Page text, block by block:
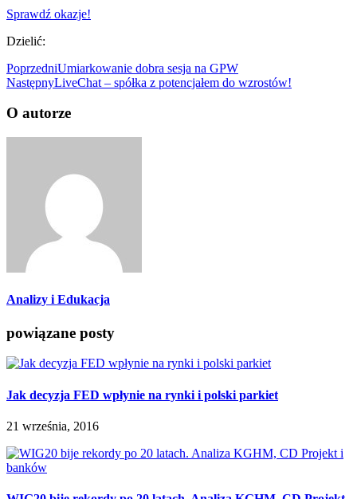
Sprawdź okazje!
Dzielić:
PoprzedniUmiarkowanie dobra sesja na GPW
NastępnyLiveChat – spółka z potencjałem do wzrostów!
O autorze
Analizy i Edukacja
powiązane posty
Jak decyzja FED wpłynie na rynki i polski parkiet
21 września, 2016